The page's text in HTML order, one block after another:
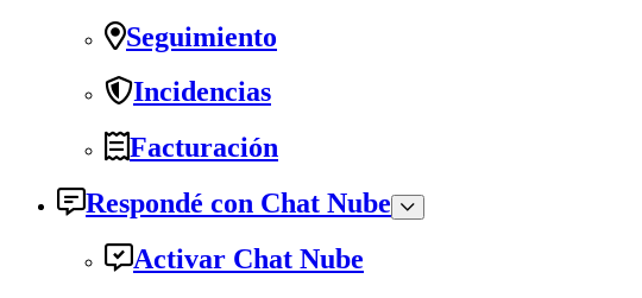
Seguimiento
Incidencias
Facturación
Respondé con Chat Nube
Activar Chat Nube